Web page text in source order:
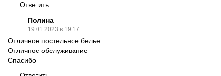
Ответить
Полина
19.01.2023 в 19:17
Отличное постельное белье.
Отличное обслуживание
Спасибо